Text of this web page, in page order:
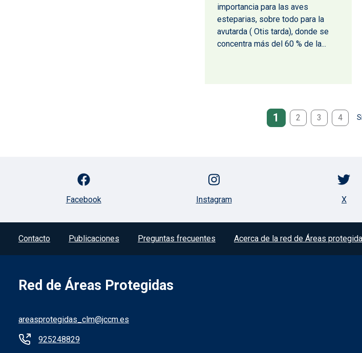
importancia para las aves
esteparias, sobre todo para la
avutarda ( Otis tarda), donde se
concentra más del 60 % de la...
1 2 3 4
Facebook Instagram X
Contacto Publicaciones Preguntas frecuentes Acerca de la red de Áreas
Red de Áreas Protegidas
areasprotegidas_clm@jccm.es
925248829